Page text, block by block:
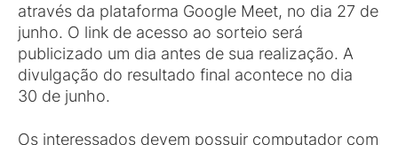
através da plataforma Google Meet, no dia 27 de
junho. O link de acesso ao sorteio será
publicizado um dia antes de sua realização. A
divulgação do resultado final acontece no dia
30 de junho.
Os interessados devem possuir computador com